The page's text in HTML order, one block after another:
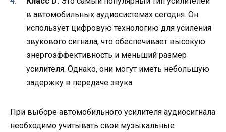
в автомобильных аудиосистемах сегодня. Он
использует цифровую технологию для усиления
звукового сигнала, что обеспечивает высокую
энергоэффективность и меньший размер
усилителя. Однако, они могут иметь небольшую
задержку в передаче звука.
При выборе автомобильного усилителя аудиосигнала
необходимо учитывать свои музыкальные